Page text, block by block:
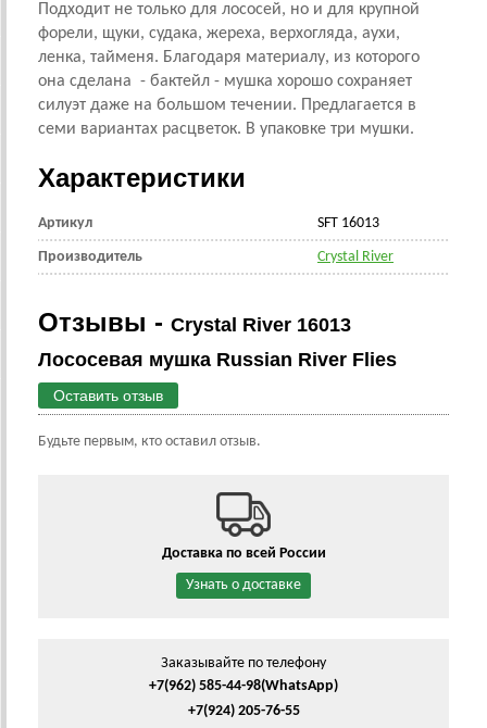
Подходит не только для лососей, но и для крупной
форели, щуки, судака, жереха, верхогляда, аухи,
ленка, тайменя. Благодаря материалу, из которого
она сделана - бактейл - мушка хорошо сохраняет
силуэт даже на большом течении. Предлагается в
семи вариантах расцветок. В упаковке три мушки.
Характеристики
Артикул SFT 16013
Производитель Crystal River
Отзывы - Crystal River 16013
Лососевая мушка Russian River Flies
Оставить отзыв
Будьте первым, кто оставил отзыв.
Доставка по всей России
Узнать о доставке
Заказывайте по телефону
+7(962) 585-44-98(WhatsApp)
+7(924) 205-76-55